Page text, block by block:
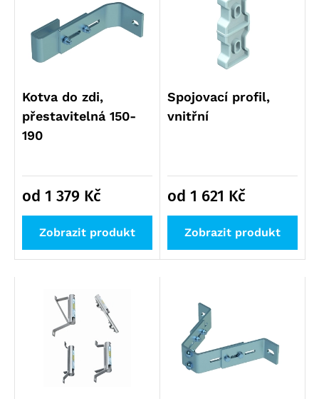
Kotva do zdi,
přestavitelná 150-
190
od 1 379 Kč
Zobrazit produkt
Spojovací profil,
vnitřní
od 1 621 Kč
Zobrazit produkt